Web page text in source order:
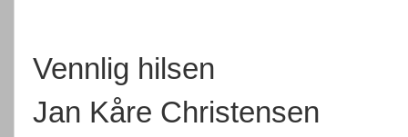
Vennlig hilsen
Jan Kåre Christensen